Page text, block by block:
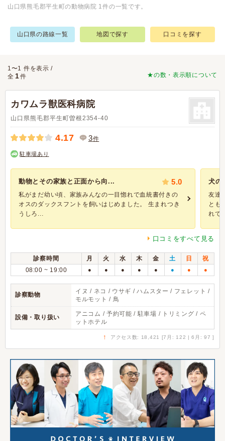
山口県熊毛郡平生町の動物病院 1件の一覧です。
山口県の路線一覧 地図で探す 口コミを探す
★の数・表示順について
1〜1 件を表示 /
全 1件
カワムラ獣医科病院
山口県熊毛郡平生町曽根2354-40
4.17 3件
駐車場あり
動物とその家族と正面から向... 5.0
私がまだ幼い頃、家族みんなの一目惚れで血統書付きの
オスのダックスフントを飼いはじめました。 生まれつき
うしろ...
犬の
友達
とも
れて
口コミをすべて見る
診察時間 月 火 水 木 金 土 日
祝
08:00 ~ 19:00
● ● ● ● ● ● ● ●
診察動物
イヌ / ネコ / ウサギ / ハムスター / フェレット /
モルモット / 鳥
設備・取り扱い
アニコム / 予約可能 / 駐車場 / トリミング / ペ
ットホテル
↑ アクセス数: 18,421 [7月: 122 | 6月: 97 ]